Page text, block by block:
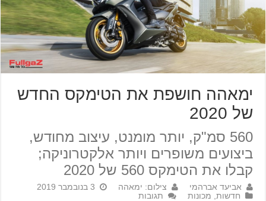
ימאהה חושפת את הטימקס החדש
של 2020
560 סמ"ק, יותר מומנט, עיצוב מחודש,
ביצועים משופרים ויותר אלקטרוניקה;
קבלו את הטימקס 560 של 2020
אביעד אברהמי צילום: ימאהה
3 בנובמבר 2019
חדשות מכונות תגובות